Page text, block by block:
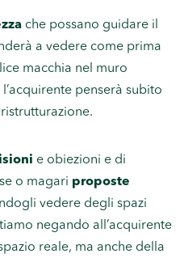
che possano guidare il
a vedere come prima
macchia nel muro
penserà subito
e obiezioni e di
o magari proposte
vedere degli spazi
negando all’acquirente
reale, ma anche della